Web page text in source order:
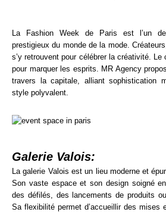
La Fashion Week de Paris est l’un
prestigieux du monde de la mode.
s’y retrouvent pour célébrer la créativité.
pour marquer les esprits. MR Agency
travers la capitale, alliant sophistication
style polyvalent.
Galerie Valois:
La galerie Valois est un lieu moderne et
Son vaste espace et son design soigné
des défilés, des lancements de produits
Sa flexibilité permet d’accueillir des mises